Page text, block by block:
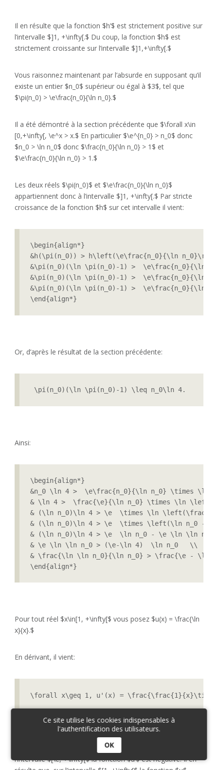
Il en résulte que la fonction $h’$ est strictement positive sur
l’intervalle $]1, +\infty[.$ Du coup, la fonction $h$ est
strictement croissante sur l’intervalle $]1,+\infty[.$
Vous raisonnez maintenant par l’absurde en supposant qu’il
existe un entier $n_0$ supérieur ou égal à $3$, tel que
$\pi(n_0) > \e\frac{n_0}{\ln n_0}.$
Il a été démontré à la section précédente que $\forall x\in
[0,+\infty[, \e^x > x.$ En particulier $\e^{n_0} > n_0$ donc
$n_0 > \ln n_0$ donc $\frac{n_0}{\ln n_0} > 1$ et
$\e\frac{n_0}{\ln n_0} > 1.$
Les deux réels $\pi(n_0)$ et $\e\frac{n_0}{\ln n_0}$
appartiennent donc à l’intervalle $]1, +\infty[.$ Par stricte
croissance de la fonction $h$ sur cet intervalle il vient:
\begin{align*}
&h(\pi(n_0)) > h\left(\e\frac{n_0}{\ln
&\pi(n_0)(\ln \pi(n_0)-1) >
&\pi(n_0)(\ln \pi(n_0)-1) >
&\pi(n_0)(\ln \pi(n_0)-1) >  \e\frac{n_0}{\ln
\end{align*}
Or, d’après le résultat de la section précédente:
\pi(n_0)(\ln \pi(n_0)-1) \leq n_0\ln 4.
Ainsi:
\begin{align*}
&n_0 \ln 4 >  \e\frac{n_0}{\ln n_0} \times
& \ln 4 >  \frac{\e}{\ln n_0} \times \ln
& (\ln n_0)\ln 4 > \e  \times \ln
& (\ln n_0)\ln 4 > \e  \times \left(\ln n_0 -
& (\ln n_0)\ln 4 > \e  \ln n_0 - \e \ln \ln n_0
& \e \ln \ln n_0 > (\e-\ln 4)  \ln n_0   \\
& \frac{\ln \ln n_0}{\ln n_0} > \frac{\e - \ln
\end{align*}
Pour tout réel $x\in[1, +\infty[$ vous posez $u(x) = \frac{\ln
x}{x}.$
En dérivant, il vient:
\forall x\geq 1, u'(x) =
Sur l’intervalle $[1, \e]$ la fonction $u’$ est positive et sur
l’intervalle $[\e, +\infty[$ la fonction $u’$ est négative. Il en
Ce site utilise les cookies indispensables à
l'authentification des utilisateurs.
OK